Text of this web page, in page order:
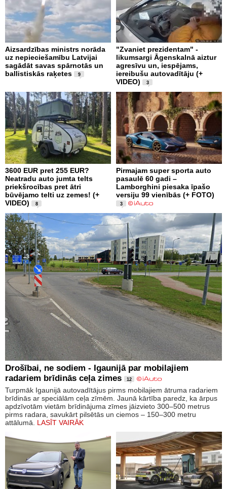
Aizsardzības ministrs norāda
uz nepieciešamību Latvijai
sagādāt savas spārnotās un
ballistiskās raķetes
9
"Zvaniet prezidentam" -
likumsargi Āgenskalnā aiztur
agresīvu un, iespējams,
iereibušu autovadītāju (+
VIDEO)
3
3600 EUR pret 255 EUR?
Neatradu auto jumta telts
priekšrocības pret ātri
būvējamo telti uz zemes! (+
VIDEO)
8
Pirmajam super sporta auto
pasaulē 60 gadi –
Lamborghini piesaka īpašo
versiju 99 vienībās (+ FOTO)
3
Drošībai, ne sodiem - Igaunijā par mobilajiem
radariem brīdinās ceļa zimes
12
Turpmāk Igaunijā autovadītājus pirms mobilajiem ātruma radariem
brīdinās ar speciālām ceļa zīmēm. Jaunā kārtība paredz, ka ārpus
apdzīvotām vietām brīdinājuma zīmes jāizvieto 300–500 metrus
pirms radara, savukārt pilsētās un ciemos – 150–300 metru
attālumā. LASĪT VAIRĀK